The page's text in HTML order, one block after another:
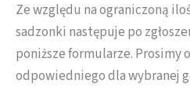
Ze względu na ograniczoną
sadzonki następuje po
poniższe formularze. Prosimy
odpowiedniego dla wybranej